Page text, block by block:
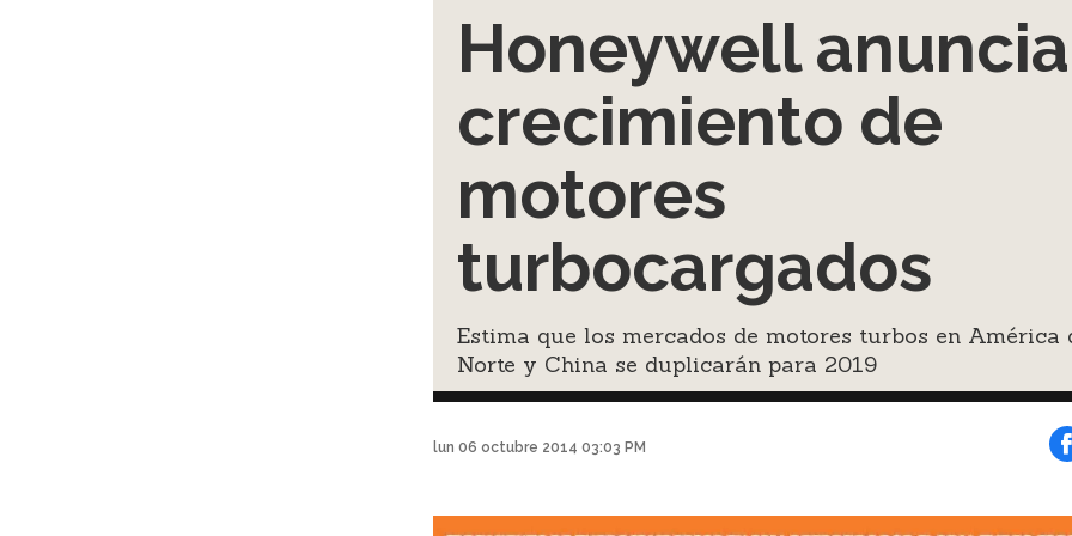
Honeywell anuncia
crecimiento de
motores
turbocargados
Estima que los mercados de motores turbos en América
Norte y China se duplicarán para 2019
lun 06 octubre 2014 03:03 PM